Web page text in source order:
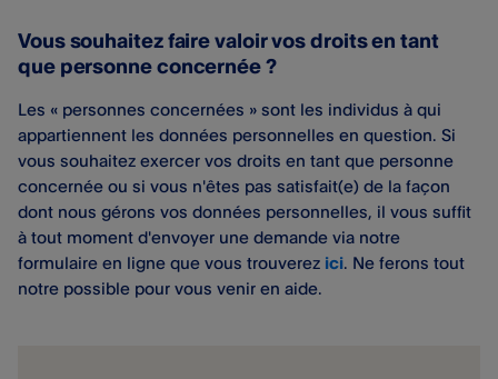
Vous souhaitez faire valoir vos droits en tant
que personne concernée ?
Les « personnes concernées » sont les individus à qui
appartiennent les données personnelles en question. Si
vous souhaitez exercer vos droits en tant que personne
concernée ou si vous n'êtes pas satisfait(e) de la façon
dont nous gérons vos données personnelles, il vous suffit
à tout moment d'envoyer une demande via notre
formulaire en ligne que vous trouverez ici. Ne ferons tout
notre possible pour vous venir en aide.